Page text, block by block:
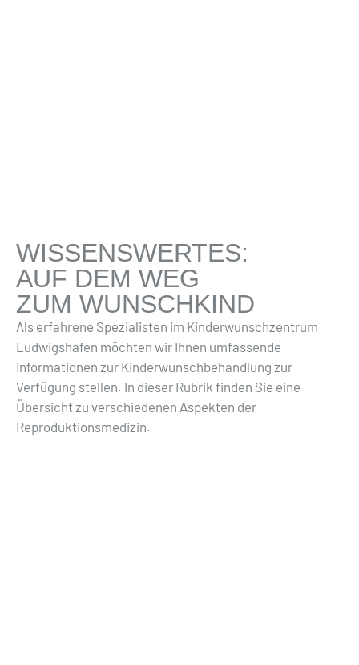
WISSENSWERTES:
AUF DEM WEG
ZUM WUNSCHKIND
Als erfahrene Spezialisten im Kinderwunschzentrum
Ludwigshafen möchten wir Ihnen umfassende
Informationen zur Kinderwunschbehandlung zur
Verfügung stellen. In dieser Rubrik finden Sie eine
Übersicht zu verschiedenen Aspekten der
Reproduktionsmedizin.